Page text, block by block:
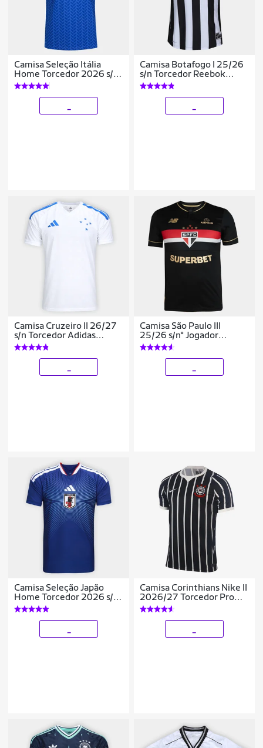
Camisa Seleção Itália
Home Torcedor 2026 s/n
Adidas Masculina
Camisa Botafogo I 25/26
s/n Torcedor Reebok
Feminina
Camisa Cruzeiro II 26/27
s/n Torcedor Adidas
Masculina
Camisa São Paulo III
25/26 s/n° Jogador
Comemorativa New
Balance Masculina
Camisa Seleção Japão
Home Torcedor 2026 s/n
Adidas Masculina
Camisa Corinthians Nike II
2026/27 Torcedor Pro
Masculina